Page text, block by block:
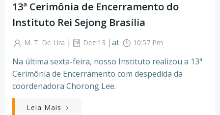
13ª Cerimônia de Encerramento do
Instituto Rei Sejong Brasília
M. T. De Lira | Dez 13 |at 10:57 Pm
Na última sexta-feira, nosso Instituto realizou a 13ª
Cerimônia de Encerramento com despedida da
coordenadora Chorong Lee.
Leia Mais